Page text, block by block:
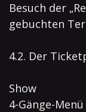
Besuch der
gebuchten
4.2. Der
Show
4-Gänge-Menü